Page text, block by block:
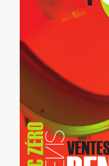
Annonces emploi